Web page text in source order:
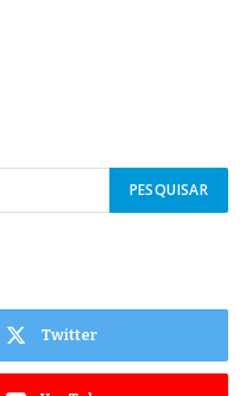
Twitter